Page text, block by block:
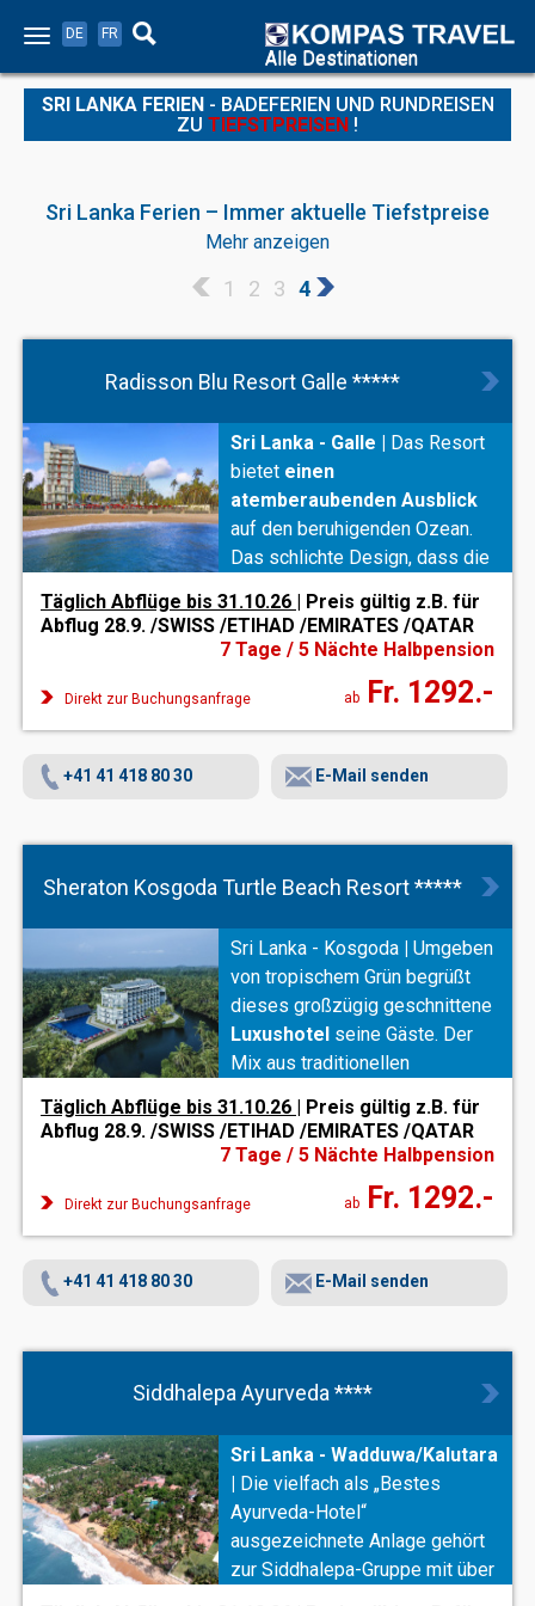
DE FR
Alle Destinationen
SRI LANKA FERIEN- BADEFERIEN UND RUNDREISEN
ZU TIEFSTPREISEN !
Sri Lanka Ferien – Immer aktuelle Tiefstpreise
Sri Lanka Ferien zu Tiefstpreisen. ☀ 7 Tage ab CHF 1090.- ☀
Angebote zu unschlagbaren Preisen. Kompas Travel ist der
aktuelle Tagespreise ✓ Reisegarantiefonds ✓ Gratis
Mehr anzeigen
1 2 3 4
Radisson Blu Resort Galle *****
Sri Lanka - Galle | Das Resort
bietet einen
atemberaubenden Ausblick
auf den beruhigenden Ozean.
Das schlichte Design, dass die
Architekturwiderspiegelt,
bietet eine perfekte Umgebung
Täglich Abflüge bis 31.10.26 | Preis gültig z.B. für
Abflug 28.9. /SWISS /ETIHAD /EMIRATES /QATAR
7 Tage / 5 Nächte Halbpension
Direkt zur Buchungsanfrage ab Fr. 1292.-
+41 41 418 80 30 E-Mail senden
Sheraton Kosgoda Turtle Beach Resort *****
Sri Lanka - Kosgoda
Umgeben
von tropischem Grün begrüßt
dieses großzügig geschnittene
Luxushotel seine Gäste. Der
Mix aus traditionellen
zeitgenössischem Design prägt
deneleganten Charakterdes
das orientalisch inspirierteSpa
und der großeAußenpool.
Täglich Abflüge bis 31.10.26
| Preis gültig z.B. für
Abflug 28.9. /SWISS /ETIHAD /EMIRATES /QATAR
7 Tage / 5 Nächte Halbpension
Direkt zur Buchungsanfrage ab Fr. 1292.-
+41 41 418 80 30 E-Mail senden
Siddhalepa Ayurveda ****
Sri Lanka - Wadduwa/Kalutara
| Die vielfach als „Bestes
Ayurveda-Hotel“
ausgezeichnete Anlage gehört
zur Siddhalepa-Gruppe mit über